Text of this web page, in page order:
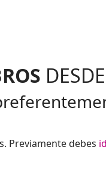
Previamente debes